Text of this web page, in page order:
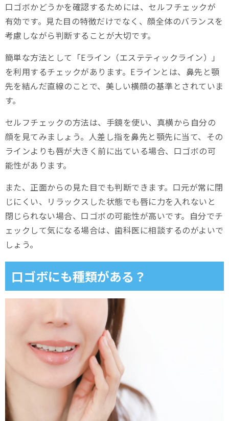
口ゴボかどうかを確認するためには、セルフチェックが
有効です。見た目の特徴だけでなく、顔全体のバランスを
考慮しながら判断することが大切です。
簡単な方法として「Eライン（エステティックライン）」
を利用するチェックがあります。Eラインとは、鼻先と顎
先を結んだ直線のことで、美しい横顔の基準とされていま
す。
セルフチェックの方法は、手鏡を使い、真横から自分の
顔を見てみましょう。人差し指を鼻先と顎先に当て、その
ラインよりも唇が大きく前に出ている場合、口ゴボの可
能性があります。
また、正面からの見た目でも判断できます。口元が常に閉
じにくい、リラックスした状態でも唇に力を入れないと
閉じられない場合、口ゴボの可能性が高いです。自分でチ
ェックして気になる場合は、歯科医に相談するのがよいで
しょう。
口ゴボにも種類がある？